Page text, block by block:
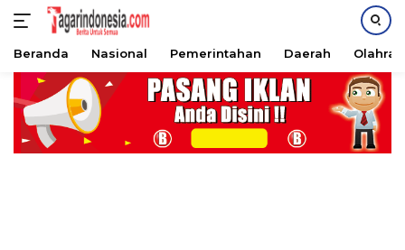
Langsung
konten
Beranda Nasional Pemerintahan Daerah